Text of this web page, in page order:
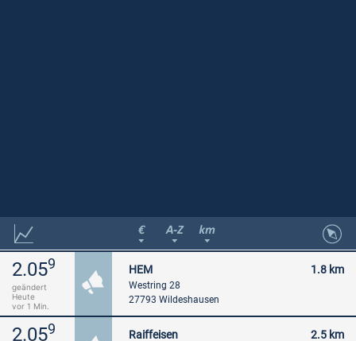
2.059
geändert
Heute
vor 1 Min.
HEM 1.8 km
Westring 28
27793 Wildeshausen
2.059 Raiffeisen 2.5 km